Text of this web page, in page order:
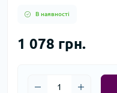
В наявності
1 078 грн.